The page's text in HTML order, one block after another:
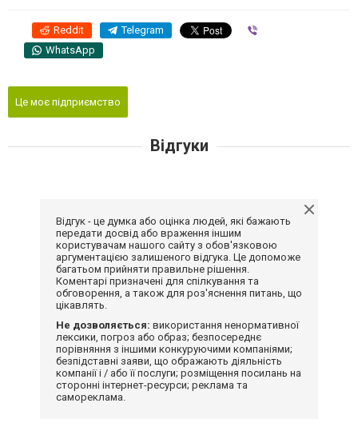
Reddit Telegram
WhatsApp
Це моє підприємство
Відгуки
Відгук - це думка або оцінка людей, які бажають
передати досвід або враження іншим
користувачам нашого сайту з обов'язковою
аргументацією залишеного відгука. Це допоможе
багатьом прийняти правильне рішення.
Коментарі призначені для спілкування та
обговорення, а також для роз'яснення питань, що
цікавлять.
Не дозволяється: використання ненормативної
лексики, погроз або образ; безпосереднє
порівняння з іншими конкуруючими компаніями;
безпідставні заяви, що ображають діяльність
компанії і / або її послуги; розміщення посилань на
сторонні інтернет-ресурси; реклама та
самореклама.